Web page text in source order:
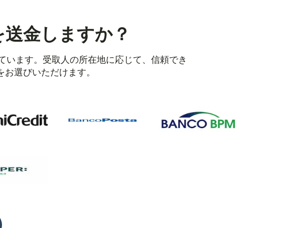
金しますか？
います。受取人の所在地に応じて、信頼でき
選びいただけます。